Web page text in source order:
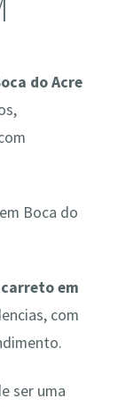
do Acre
carreto em
com
ser uma